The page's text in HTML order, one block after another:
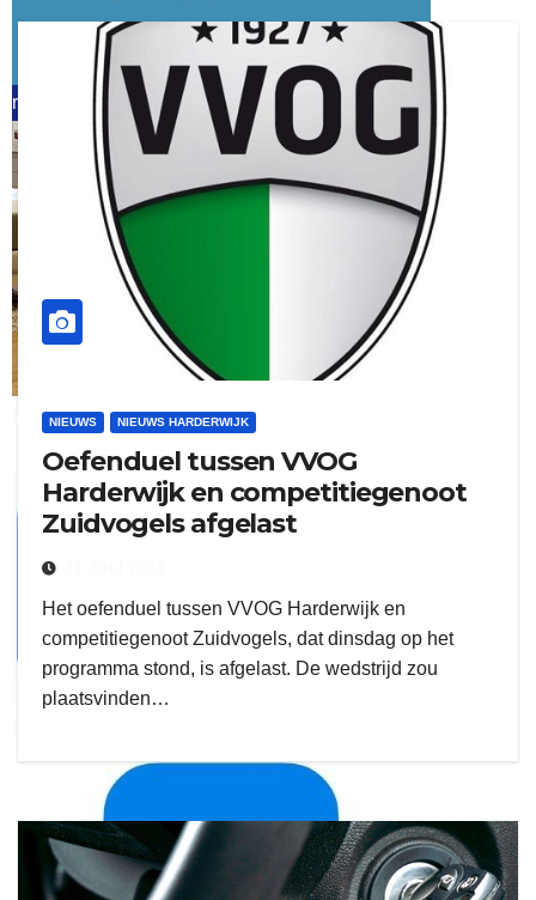
word vrijwilliger (1)
delangekortland
refreshed webdesign putten
ruitengaparket
NIEUWS NIEUWS HARDERWIJK
Oefenduel tussen VVOG
Harderwijk en competitiegenoot
Zuidvogels afgelast
Het oefenduel tussen VVOG Harderwijk en
competitiegenoot Zuidvogels, dat dinsdag op het
programma stond, is afgelast. De wedstrijd zou
plaatsvinden…